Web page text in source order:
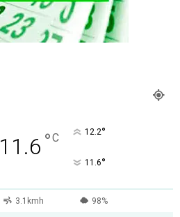
11.6 °C 12.2°
11.6°
3.1kmh 98%